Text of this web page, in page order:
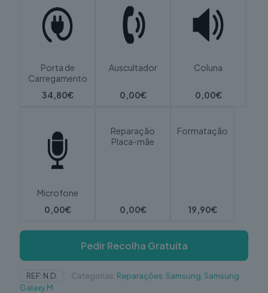
Porta de
Carregamento
34,80€
Auscultador
0,00€
Coluna
0,00€
Microfone
0,00€
Reparação
Placa-mãe
0,00€
Formatação
19,90€
Pedir Recolha Gratuita
REF: N.D. Categorias: Reparações Samsung Samsung
Galaxy M